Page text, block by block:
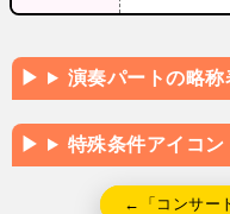
演奏パートの略称
特殊条件アイコ
←「コンサー